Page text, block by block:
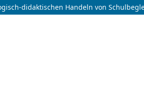
didaktischen Handeln von